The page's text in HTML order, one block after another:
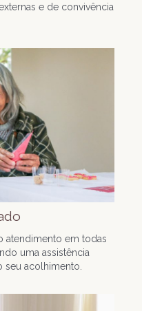
e de convivência
atendimento em todas
uma assistência
seu acolhimento.